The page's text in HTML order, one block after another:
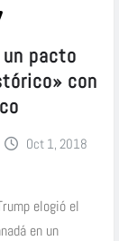
pacto
con
Oct 1, 2018
elogió el
en un